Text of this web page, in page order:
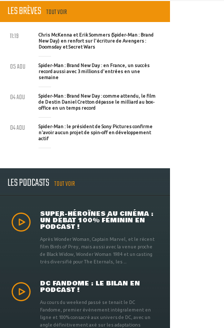
LES BRÈVES TOUT VOIR
Chris McKenna et Erik Sommers (Spider-Man : Brand
New Day) en renfort sur l'écriture de Avengers :
Doomsday et Secret Wars
11:19
Spider-Man : Brand New Day : en France, un succès
record aussi avec 3 millions d'entrées en une
semaine
05 AOU
Spider-Man : Brand New Day : comme attendu, le film
de Destin Daniel Cretton dépasse le milliard au box-
office en un temps record
04 AOU
Spider-Man : le président de Sony Pictures confirme
n'avoir aucun projet de spin-off en développement
actif
04 AOU
LES PODCASTS TOUT VOIR
SUPER-HÉROÏNES AU CINÉMA :
UN DÉBAT 100% FÉMININ EN
PODCAST !
Après Wonder Woman, Captain Marvel, et le récent
film Birds of Prey, mais aussi avec la venue proche
de Black Widow, Wonder Woman 1984 et un casting
très diversifié pour The Eternals, les ...
DC FANDOME : LE BILAN EN
PODCAST !
Au cours du weekend passé se tenait le DC
Fandome, premier évènement intégralement en
ligne et 100% consacré aux univers de DC, avec un
angle définitivement axé sur les adaptations